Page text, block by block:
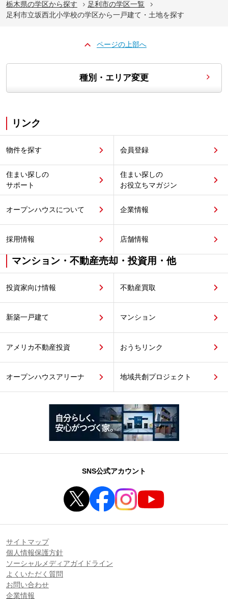
栃木県の学区から探す
足利市の学区一覧
足利市立坂西北小学校の学区から一戸建て・土地を探す
ページの上部へ
種別・エリア変更
リンク
物件を探す 会員登録
住まい探しの
サポート
住まい探しの
お役立ちマガジン
オープンハウスについて 企業情報
採用情報 店舗情報
マンション・不動産売却・投資用・他
投資家向け情報 不動産買取
新築一戸建て マンション
アメリカ不動産投資 おうちリンク
オープンハウスアリーナ 地域共創プロジェクト
SNS公式アカウント
サイトマップ
個人情報保護方針
ソーシャルメディアガイドライン
よくいただく質問
お問い合わせ
企業情報